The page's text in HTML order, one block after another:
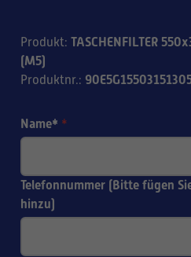
Produkt: TASCHENFILTER
(M5)
Produktnr.:
Name* *
Telefonnummer (Bitte fügen
hinzu)